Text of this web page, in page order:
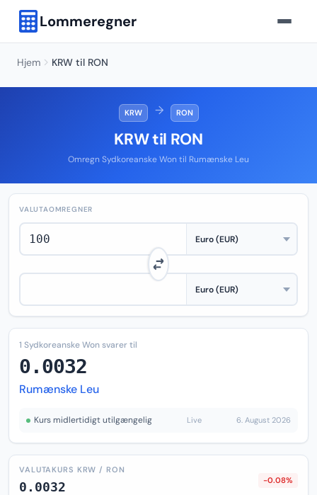
Lommeregner
Hjem KRW til RON
KRW → RON
KRW til RON
Omregn Sydkoreanske Won til Rumænske Leu
VALUTAOMREGNER
1 Sydkoreanske Won svarer til
0.0032
Rumænske Leu
Kurs midlertidigt utilgængelig Live 6. August 2026
VALUTAKURS KRW / RON
0.0032 -0.08%